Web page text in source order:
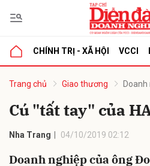
CHÍNH TRỊ - XÃ HỘI VCCI
Trang chủ Giao thương
Cú "tất tay" của
Nha Trang 04/10/2019 02:12
Doanh nghiệp của ông
luận